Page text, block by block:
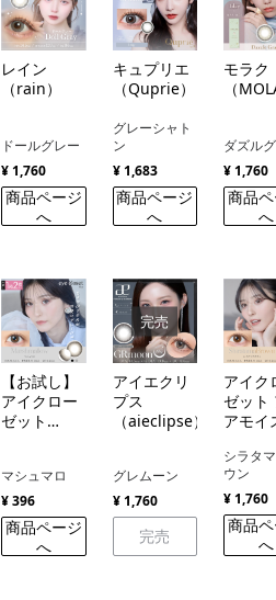
レイン
（rain）
ドールグレー
¥ 1,760
商品ページ
へ
キュプリエ
（Quprie）
グレーシャト
ン
¥ 1,683
商品ページ
へ
モラク
（
ダズル
¥ 1,760
商品
へ
【お試し】
アイクロー
ゼット
マシュマロ
¥ 396
商品ページ
へ
完売
アイエクリ
プス
（aieclipse）
グレムーン
¥ 1,760
完売
アイク
ゼット
アモイ
closet
AQUA
MOIST
UV）
シラタ
ウン
¥ 1,760
商品
へ